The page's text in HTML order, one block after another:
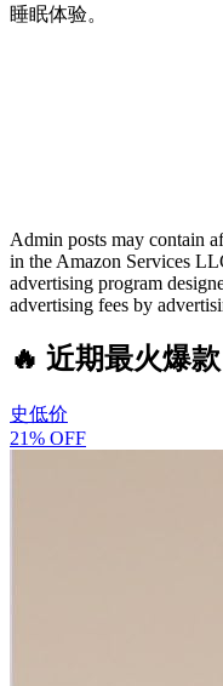
睡眠体验。
Admin posts may contain
in the Amazon Services
advertising program
advertising fees by
🔥 近期最火爆
史低价
21% OFF